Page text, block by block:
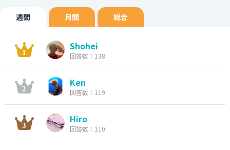
週間 月間 総合
Shohei
回答数：138
Ken
回答数：119
Hiro
回答数：110